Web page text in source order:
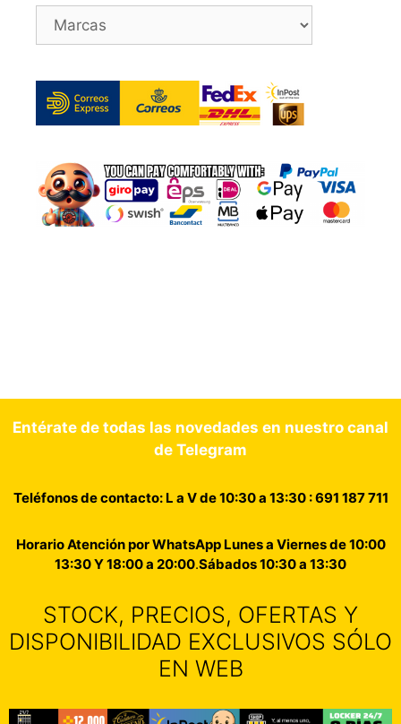
Entérate de todas las novedades en nuestro canal
de Telegram
Teléfonos de contacto: L a V de 10:30 a 13:30 : 691 187 711
Horario Atención por WhatsApp Lunes a Viernes de 10:00
13:30 Y 18:00 a 20:00.Sábados 10:30 a 13:30
STOCK, PRECIOS, OFERTAS Y
DISPONIBILIDAD EXCLUSIVOS SÓLO
EN WEB